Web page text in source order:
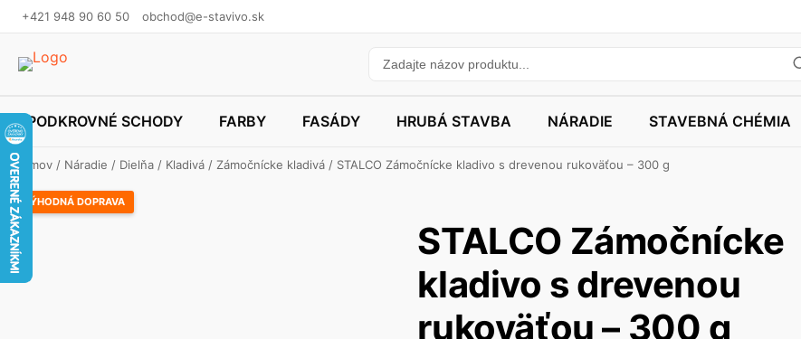
+421 948 90 60 50 obchod@e-stavivo.sk
PODKROVNÉ SCHODY FARBY FASÁDY HRUBÁ STAVBA NÁRADIE STAVEBNÁ CHÉMIA
Domov / Náradie / Dielňa / Kladivá / Zámočnícke kladivá / STALCO Zámočnícke kladivo s drevenou rukoväťou – 300 g
VÝHODNÁ DOPRAVA
STALCO Zámočnícke
kladivo s drevenou
rukoväťou – 300 g